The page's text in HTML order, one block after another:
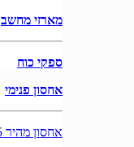
מארזי מחשב
ספקי כוח
אחסון פנימי
אחסון מהיר NVME GEN 5